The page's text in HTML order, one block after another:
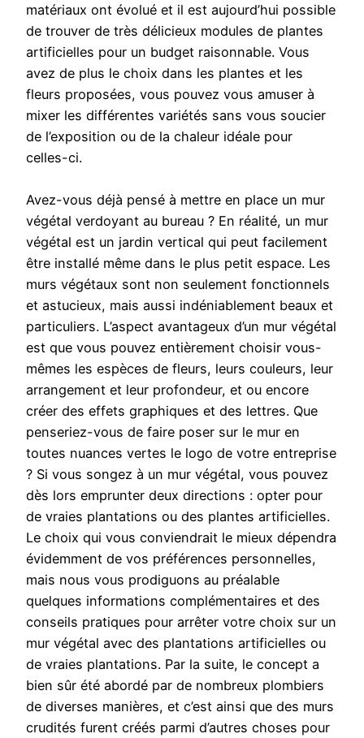
matériaux ont évolué et il est aujourd’hui possible
de trouver de très délicieux modules de plantes
artificielles pour un budget raisonnable. Vous
avez de plus le choix dans les plantes et les
fleurs proposées, vous pouvez vous amuser à
mixer les différentes variétés sans vous soucier
de l’exposition ou de la chaleur idéale pour
celles-ci.
Avez-vous déjà pensé à mettre en place un mur
végétal verdoyant au bureau ? En réalité, un mur
végétal est un jardin vertical qui peut facilement
être installé même dans le plus petit espace. Les
murs végétaux sont non seulement fonctionnels
et astucieux, mais aussi indéniablement beaux et
particuliers. L’aspect avantageux d’un mur végétal
est que vous pouvez entièrement choisir vous-
mêmes les espèces de fleurs, leurs couleurs, leur
arrangement et leur profondeur, et ou encore
créer des effets graphiques et des lettres. Que
penseriez-vous de faire poser sur le mur en
toutes nuances vertes le logo de votre entreprise
? Si vous songez à un mur végétal, vous pouvez
dès lors emprunter deux directions : opter pour
de vraies plantations ou des plantes artificielles.
Le choix qui vous conviendrait le mieux dépendra
évidemment de vos préférences personnelles,
mais nous vous prodiguons au préalable
quelques informations complémentaires et des
conseils pratiques pour arrêter votre choix sur un
mur végétal avec des plantations artificielles ou
de vraies plantations. Par la suite, le concept a
bien sûr été abordé par de nombreux plombiers
de diverses manières, et c’est ainsi que des murs
crudités furent créés parmi d’autres choses pour